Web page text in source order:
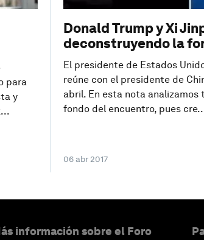
para
y
Donald Trump y Xi
deconstruyendo la
El presidente de Estados
reúne con el presidente de
abril. En esta nota analizamos
fondo del encuentro, pues
06 abr 2017
información sobre el Foro